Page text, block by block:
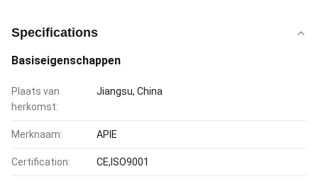
Specifications
Basiseigenschappen
Plaats van
herkomst:
Jiangsu, China
Merknaam: APIE
Certification: CE,ISO9001